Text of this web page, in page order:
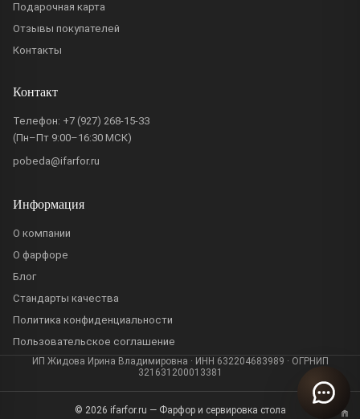
Подарочная карта
Отзывы покупателей
Контакты
Контакт
Телефон: +7 (927) 268-15-33
(Пн–Пт 9:00–16:30 МСК)
pobeda@ifarfor.ru
Информация
О компании
О фарфоре
Блог
Стандарты качества
Политика конфиденциальности
Пользовательское соглашение
ИП Жидова Ирина Владимировна · ИНН 632204683989 · ОГРНИП
321631200013381
© 2026 ifarfor.ru — Фарфор и сервировка стола